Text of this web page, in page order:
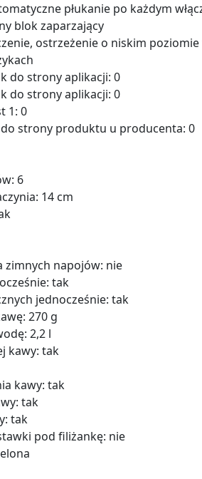
płukanie po każdym
blok zaparzający
ostrzeżenie o niskim
do strony aplikacji: 0
do strony aplikacji: 0
1: 0
strony produktu u producenta: 0
6
14 cm
napojów: nie
tak
jednocześnie: tak
270 g
2,2 l
kawy: tak
kawy: tak
tak
tak
pod filiżankę: nie